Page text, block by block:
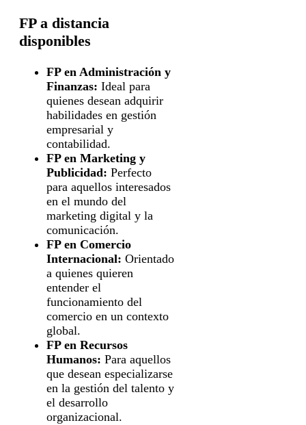
FP a distancia
disponibles
FP en Administración y
Finanzas: Ideal para
quienes desean adquirir
habilidades en gestión
empresarial y
contabilidad.
FP en Marketing y
Publicidad: Perfecto
para aquellos interesados
en el mundo del
marketing digital y la
comunicación.
FP en Comercio
Internacional: Orientado
a quienes quieren
entender el
funcionamiento del
comercio en un contexto
global.
FP en Recursos
Humanos: Para aquellos
que desean especializarse
en la gestión del talento y
el desarrollo
organizacional.